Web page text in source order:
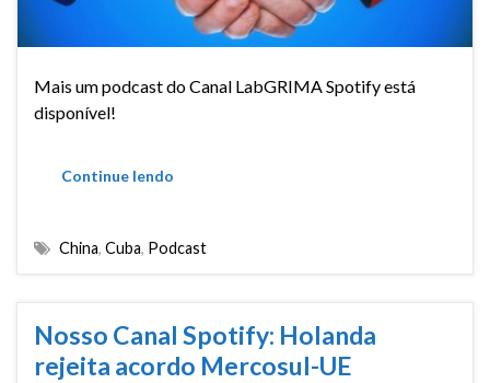
Mais um podcast do Canal LabGRIMA Spotify está
disponível!
Continue lendo
China, Cuba, Podcast
Nosso Canal Spotify: Holanda
rejeita acordo Mercosul-UE